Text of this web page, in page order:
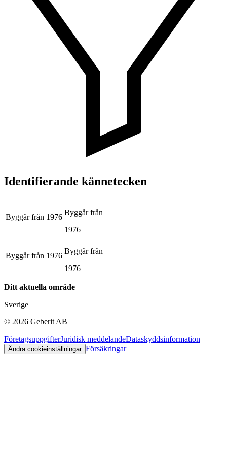
Identifierande kännetecken
Byggår från 1976
Byggår från
1976
Byggår från 1976
Byggår från
1976
Ditt aktuella område
Sverige
© 2026 Geberit AB
FöretagsuppgifterJuridisk meddelandeDataskyddsinformation
Ändra cookieinställningar Försäkringar